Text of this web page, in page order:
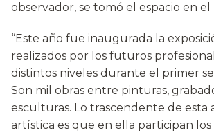
observador, se tomó el espacio en el
“Este año fue inaugurada la
realizados por los futuros
distintos niveles durante el primer
Son mil obras entre pinturas,
esculturas. Lo trascendente de esta
artística es que en ella participan